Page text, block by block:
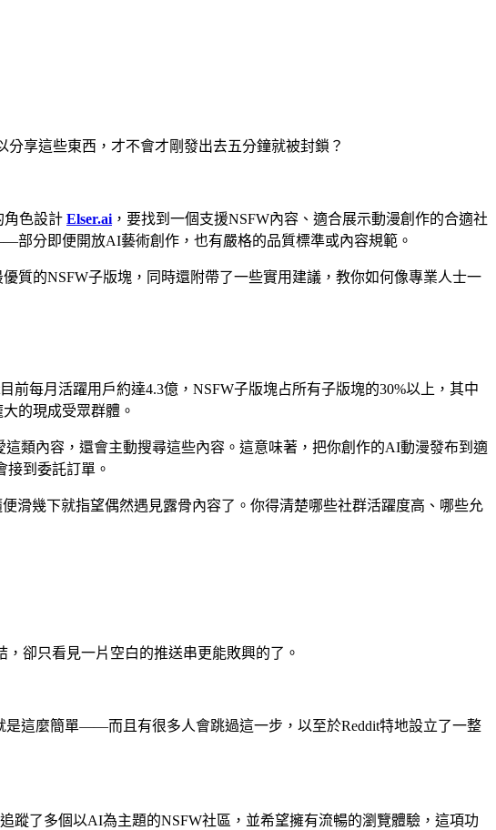
享這些東西，才不會才剛發出去五分鐘就被封鎖？
角色設計 Elser.ai ，要找到一個支援NSFW內容、適合展示動漫創作的合適社
部分即便開放AI藝術創作，也有嚴格的品質標準或內容規範。
質的NSFW子版塊，同時還附帶了一些實用建議，教你如何像專業人士一
前每月活躍用戶約達4.3億，NSFW子版塊占所有子版塊的30%以上，其中
的現成受眾群體。
類內容，還會主動搜尋這些內容。這意味著，把你創作的AI動漫發布到適
到委託訂單。
滑幾下就指望偶然遇見露骨內容了。你得清楚哪些社群活躍度高、哪些允
卻只看見一片空白的推送串更能敗興的了。
這麼簡單——而且有很多人會跳過這一步，以至於Reddit特地設立了一整
蹤了多個以AI為主題的NSFW社區，並希望擁有流暢的瀏覽體驗，這項功